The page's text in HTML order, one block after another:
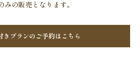
の販売となります。
きプランのご予約はこちら